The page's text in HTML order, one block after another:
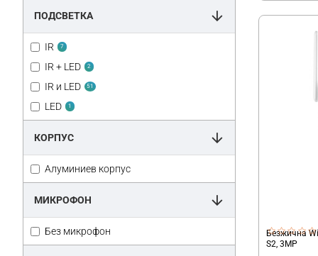
Yi Smart
ПОДСВЕТКА
IR 7
IR + LED 2
IR и LED 51
LED 1
КОРПУС
Алуминиев корпус
МИКРОФОН
Без микрофон
Безжична
S2, 3MP